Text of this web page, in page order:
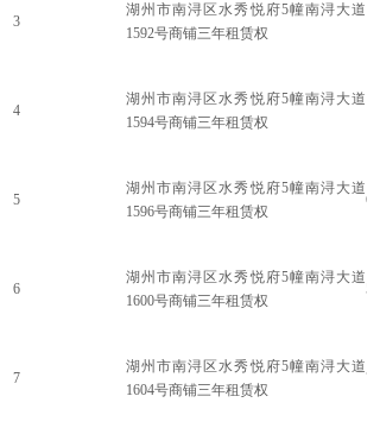
3
湖州市南浔区水秀悦府5幢南浔大道
1592号商铺三年租赁权
4
湖州市南浔区水秀悦府5幢南浔大道
1594号商铺三年租赁权
5
湖州市南浔区水秀悦府5幢南浔大道
1596号商铺三年租赁权
6
湖州市南浔区水秀悦府5幢南浔大道
1600号商铺三年租赁权
7
湖州市南浔区水秀悦府5幢南浔大道
1604号商铺三年租赁权